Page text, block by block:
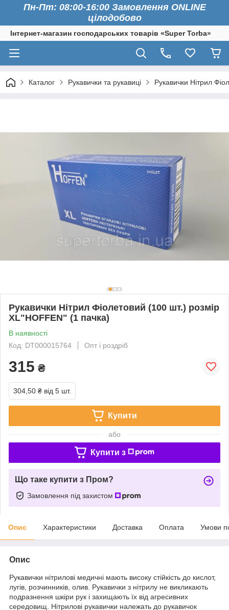
Пн-Пт: 08:00-16:00 Замовлення ONLINE
цілодобово
Інтернет-магазин господарських товарів «Super Torba»
Каталог Рукавички та рукавиці Рукавички Нітрил
Рукавички Нітрил Фіолетовий (100 шт.) розмір
XL"HOFFEN" (1 пачка)
В наявності
Код: DT000015764
Опт і роздріб
315 ₴
304,50 ₴ від 5 шт.
Купити
або
Купити з
Що таке купити з Пром?
Замовлення під захистом
Опис Характеристики Доставка Оплата Умови
Опис
Рукавички нітрилові медичні мають високу стійкість до кислот,
лугів, розчинників, олив. Рукавички з нітрилу не викликають
подразнення шкіри рук і захищають їх від агресивних
середовищ. Нітрилові рукавички належать до рукавичок